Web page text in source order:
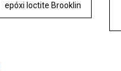
epóxi loctite Brooklin